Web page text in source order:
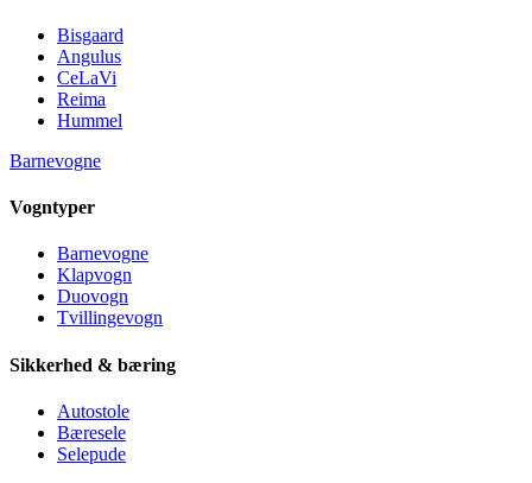
Bisgaard
Angulus
CeLaVi
Reima
Hummel
Barnevogne
Vogntyper
Barnevogne
Klapvogn
Duovogn
Tvillingevogn
Sikkerhed & bæring
Autostole
Bæresele
Selepude